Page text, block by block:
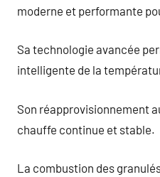
moderne et performante
Sa technologie avancée
intelligente de la
Son réapprovisionnement
chauffe continue et stable.
La combustion des